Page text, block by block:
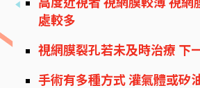
處較多
視網膜裂孔若未及時治療 下
手術有多種方式 灌氣體或矽